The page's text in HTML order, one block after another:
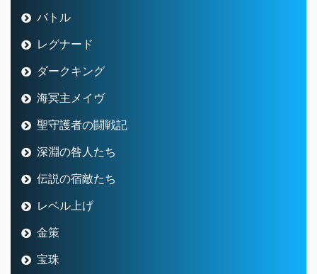
バトル
レグナード
ダークキング
海冥主メイヴ
聖守護者の闘戦記
深淵の咎人たち
伝説の宿敵たち
レベル上げ
金策
宝珠